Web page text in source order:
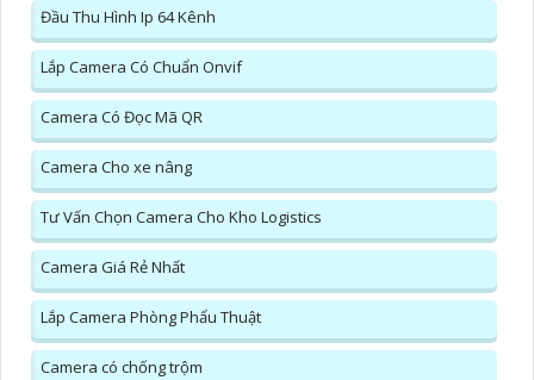
Đầu Thu Hình Ip 64 Kênh
Lắp Camera Có Chuẩn Onvif
Camera Có Đọc Mã QR
Camera Cho xe nâng
Tư Vấn Chọn Camera Cho Kho Logistics
Camera Giá Rẻ Nhất
Lắp Camera Phòng Phẩu Thuật
Camera có chống trộm